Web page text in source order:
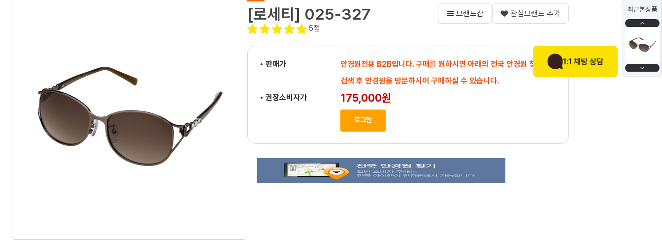
최근본상품
1:1 채팅 상담
[로세티] 025-327 브랜드샵
관심브랜드 추가
5점
• 판매가
안경원전용 B2B입니다. 구매를 원하시면 아래의 전국 안경원 찾기에서
검색 후 안경원을 방문하시어 구매하실 수 있습니다.
• 권장소비자가
175,000원
로그인